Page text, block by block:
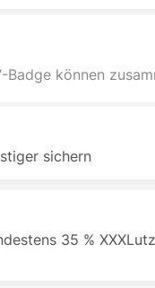
Badge können
sichern
35 %